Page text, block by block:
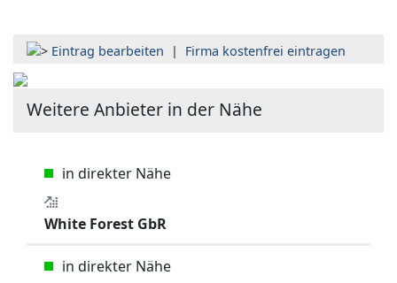
Eintrag bearbeiten | Firma kostenfrei eintragen
Weitere Anbieter in der Nähe
in direkter Nähe
White Forest GbR
in direkter Nähe